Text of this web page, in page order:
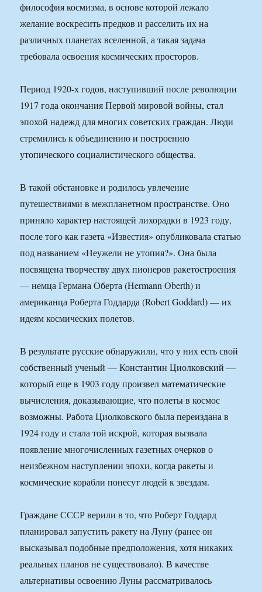
философия космизма, в основе которой лежало
желание воскресить предков и расселить их на
различных планетах вселенной, а такая задача
требовала освоения космических просторов.
Период 1920-х годов, наступивший после революции
1917 года окончания Первой мировой войны, стал
эпохой надежд для многих советских граждан. Люди
стремились к объединению и построению
утопического социалистического общества.
В такой обстановке и родилось увлечение
путешествиями в межпланетном пространстве. Оно
приняло характер настоящей лихорадки в 1923 году,
после того как газета «Известия» опубликовала статью
под названием «Неужели не утопия?». Она была
посвящена творчеству двух пионеров ракетостроения
— немца Германа Оберта (Hermann Oberth) и
американца Роберта Годдарда (Robert Goddard) — их
идеям космических полетов.
В результате русские обнаружили, что у них есть свой
собственный ученый — Константин Циолковский —
который еще в 1903 году произвел математические
вычисления, доказывающие, что полеты в космос
возможны. Работа Циолковского была переиздана в
1924 году и стала той искрой, которая вызвала
появление многочисленных газетных очерков о
неизбежном наступлении эпохи, когда ракеты и
космические корабли понесут людей к звездам.
Граждане СССР верили в то, что Роберт Годдард
планировал запустить ракету на Луну (ранее он
высказывал подобные предположения, хотя никаких
реальных планов не существовало). В качестве
альтернативы освоению Луны рассматривалось